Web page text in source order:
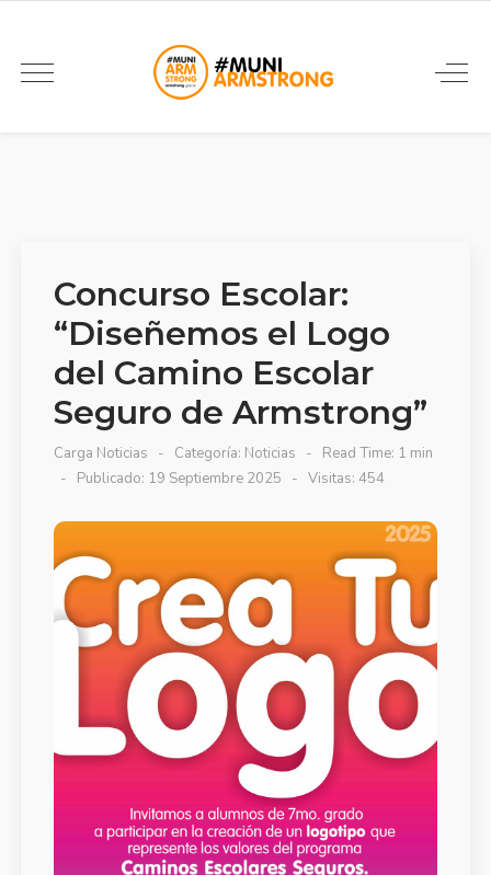
Concurso Escolar:
“Diseñemos el Logo
del Camino Escolar
Seguro de Armstrong”
Carga Noticias Categoría: Noticias
Read Time: 1 min
Publicado: 19 Septiembre 2025
Visitas: 454